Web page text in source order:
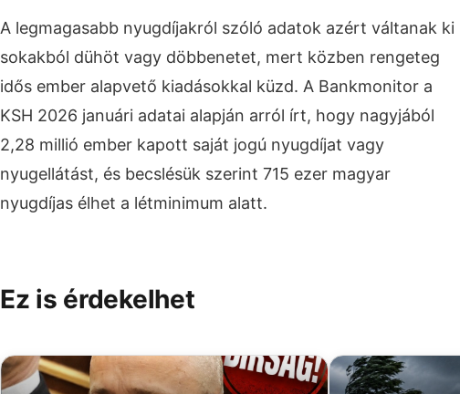
A legmagasabb nyugdíjakról szóló adatok azért váltanak ki
sokakból dühöt vagy döbbenetet, mert közben rengeteg
idős ember alapvető kiadásokkal küzd. A Bankmonitor a
KSH 2026 januári adatai alapján arról írt, hogy nagyjából
2,28 millió ember kapott saját jogú nyugdíjat vagy
nyugellátást, és becslésük szerint 715 ezer magyar
nyugdíjas élhet a létminimum alatt.
Ez is érdekelhet